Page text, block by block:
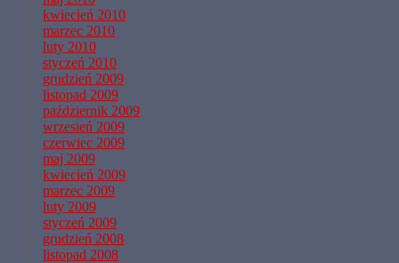
kwiecień 2010
marzec 2010
luty 2010
styczeń 2010
grudzień 2009
listopad 2009
październik 2009
wrzesień 2009
czerwiec 2009
maj 2009
kwiecień 2009
marzec 2009
luty 2009
styczeń 2009
grudzień 2008
listopad 2008